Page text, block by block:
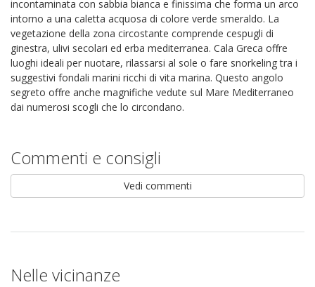
incontaminata con sabbia bianca e finissima che forma un arco
intorno a una caletta acquosa di colore verde smeraldo. La
vegetazione della zona circostante comprende cespugli di
ginestra, ulivi secolari ed erba mediterranea. Cala Greca offre
luoghi ideali per nuotare, rilassarsi al sole o fare snorkeling tra i
suggestivi fondali marini ricchi di vita marina. Questo angolo
segreto offre anche magnifiche vedute sul Mare Mediterraneo
dai numerosi scogli che lo circondano.
Commenti e consigli
Vedi commenti
Nelle vicinanze